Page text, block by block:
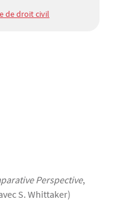
de droit civil
Perspective,
S. Whittaker)